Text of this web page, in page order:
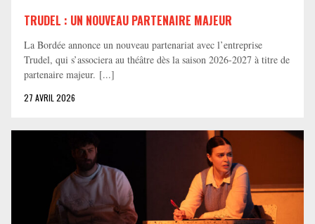
TRUDEL : UN NOUVEAU PARTENAIRE MAJEUR
La Bordée annonce un nouveau partenariat avec l’entreprise
Trudel, qui s’associera au théâtre dès la saison 2026-2027 à titre de
partenaire majeur. [...]
27 AVRIL 2026